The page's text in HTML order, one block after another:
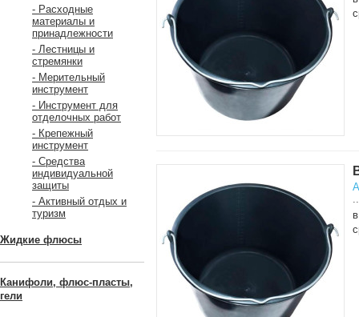
- Расходные
материалы и
принадлежности
- Лестницы и
стремянки
- Мерительный
инструмент
- Инструмент для
отделочных работ
- Крепежный
инструмент
- Средства
индивидуальной
защиты
- Активный отдых и
туризм
Жидкие флюсы
Канифоли, флюс-пласты,
гели
..